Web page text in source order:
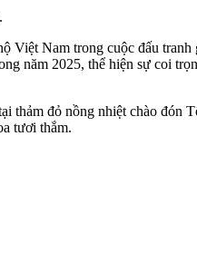
Nam trong cuộc đấu
năm 2025, thể hiện sự coi
đỏ nồng nhiệt chào đón
tươi thắm.